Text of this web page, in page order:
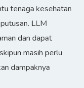
tenaga kesehatan
LLM
dan dapat
masih perlu
dampaknya